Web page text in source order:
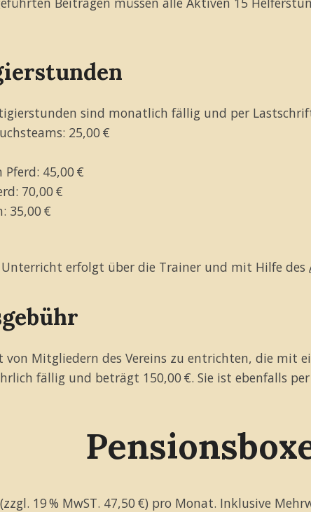
sind monatlich fällig und per
25,00 €
45,00 €
70,00 €
35,00 €
erfolgt über die Trainer und mit Hilfe des
Mitgliedern des Vereins zu entrichten, die mit
fällig und beträgt 150,00 €. Sie ist ebenfalls
19 % MwST. 47,50 €) pro Monat. Inklusive